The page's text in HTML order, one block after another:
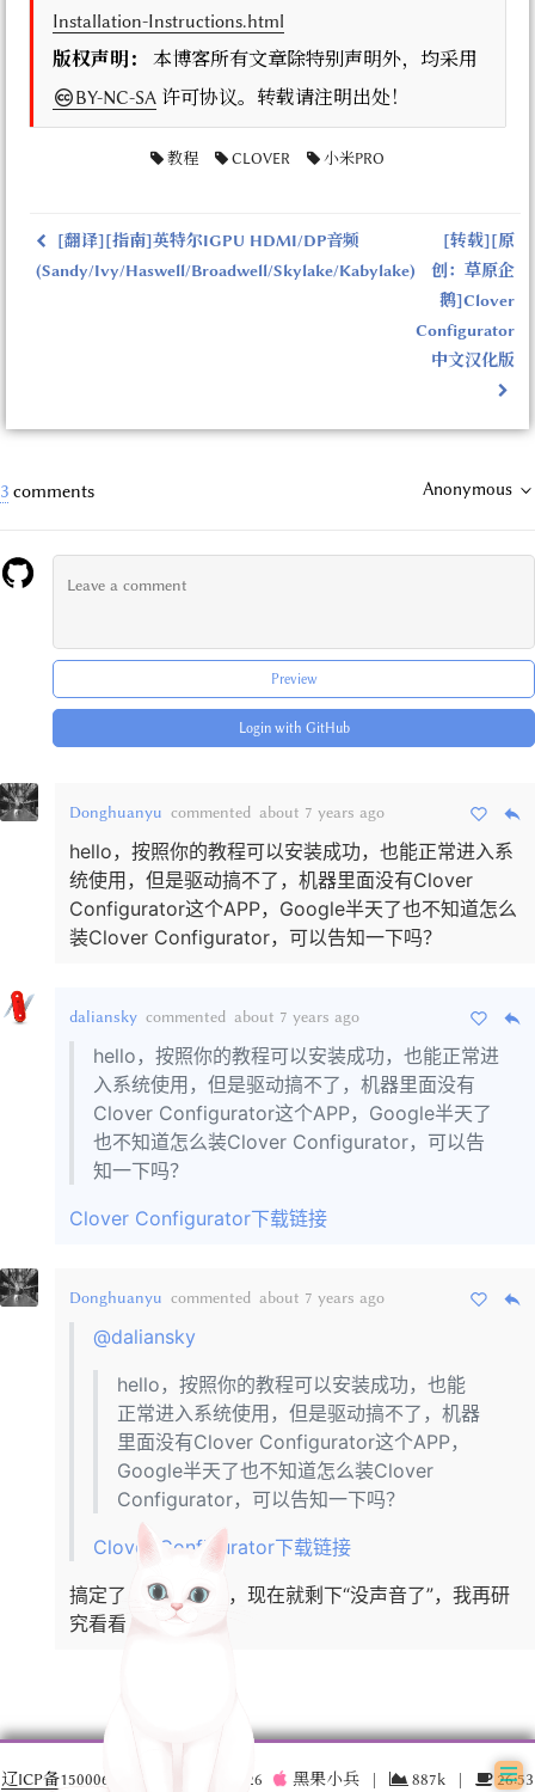
Installation-Instructions.html
版权声明： 本博客所有文章除特别声明外，均采用
BY-NC-SA 许可协议。转载请注明出处！
教程 CLOVER 小米PRO
[翻译][指南]英特尔IGPU HDMI/DP音频
(Sandy/Ivy/Haswell/Broadwell/Skylake/Kabylake)
[转载][原
创：草原企
鹅]Clover
Configurator
中文汉化版
3 comments Anonymous
Preview
Login with GitHub
Donghuanyu commented about 7 years ago
hello，按照你的教程可以安装成功，也能正常进入系
统使用，但是驱动搞不了，机器里面没有Clover
Configurator这个APP，Google半天了也不知道怎么
装Clover Configurator，可以告知一下吗？
daliansky commented about 7 years ago
hello，按照你的教程可以安装成功，也能正常进
入系统使用，但是驱动搞不了，机器里面没有
Clover Configurator这个APP，Google半天了
也不知道怎么装Clover Configurator，可以告
知一下吗？
Clover Configurator下载链接
Donghuanyu commented about 7 years ago
@daliansky
hello，按照你的教程可以安装成功，也能
正常进入系统使用，但是驱动搞不了，机器
里面没有Clover Configurator这个APP，
Google半天了也不知道怎么装Clover
Configurator，可以告知一下吗？
Clover Configurator下载链接
搞定了 ，感谢感谢，现在就剩下“没声音了”，我再研
究看看
辽ICP备15000696号-3 2026 黑果小兵 | 887k | 26:53